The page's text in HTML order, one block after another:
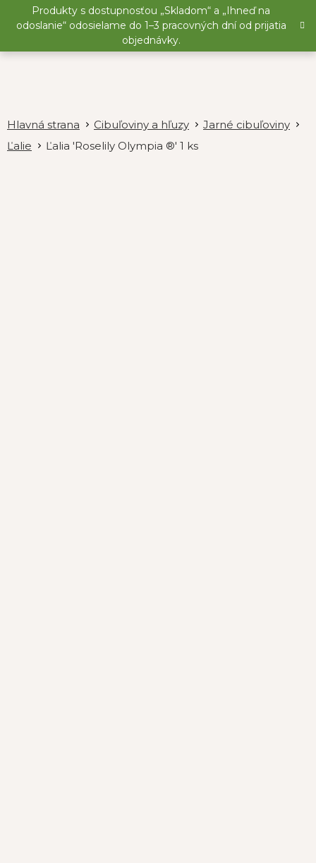
Produkty s dostupnosťou „Skladom“ a „Ihneď na
odoslanie“ odosielame do 1–3 pracovných dní od prijatia
objednávky.
Cibuľoviny a hľuzy
Jarné cibuľoviny
Ľalie
Ľalia 'Roselily Olympia ®' 1 ks